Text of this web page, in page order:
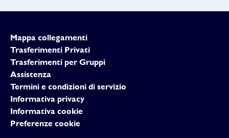
Mappa collegamenti
Trasferimenti Privati
Trasferimenti per Gruppi
Assistenza
Termini e condizioni di servizio
Informativa privacy
Informativa cookie
Preferenze cookie